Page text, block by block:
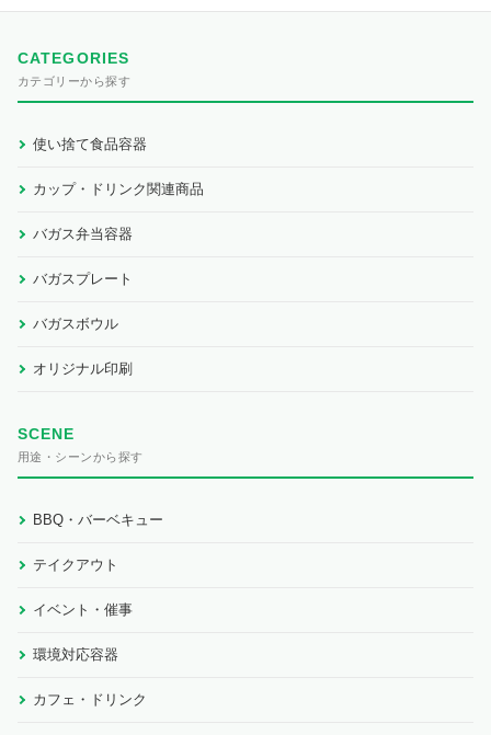
CATEGORIES
カテゴリーから探す
使い捨て食品容器
カップ・ドリンク関連商品
バガス弁当容器
バガスプレート
バガスボウル
オリジナル印刷
SCENE
用途・シーンから探す
BBQ・バーベキュー
テイクアウト
イベント・催事
環境対応容器
カフェ・ドリンク